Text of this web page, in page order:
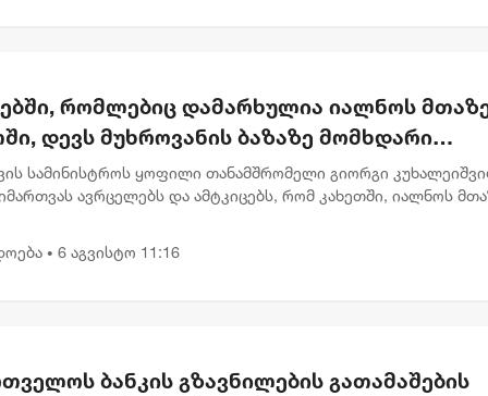
რომლებიც დამარხულია იალნოს
დევს მუხროვანის ბაზაზე მომხდარი
ვიდეოჩანაწერები, რომელიც
ახდის"
სამინისტროს ყოფილი თანამშრომელი გიორგი
ავრცელებს და ამტკიცებს, რომ კახეთში, იალნოს
• 6 აგვისტო 11:16
ბანკის გზავნილების გათამაშების